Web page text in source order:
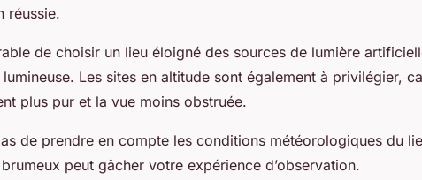
réussie.
de choisir un lieu éloigné des sources de lumière
Les sites en altitude sont également à privilégier,
plus pur et la vue moins obstruée.
de prendre en compte les conditions météorologiques du
peut gâcher votre expérience d’observation.